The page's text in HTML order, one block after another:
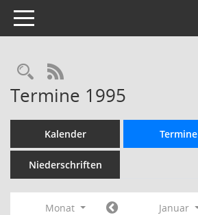
Toggle navigation
Rechercheauswahl
RSS-Feed
Termine 1995
Kalender Termine
Niederschriften
Monat Januar